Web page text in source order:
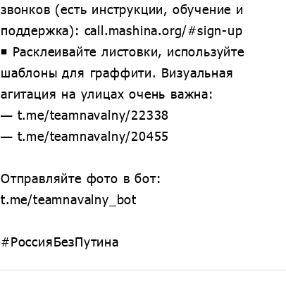
звонков (есть инструкции, обучение и
поддержка): call.mashina.org/#sign-up
◾️ Расклеивайте листовки, используйте
шаблоны для граффити. Визуальная
агитация на улицах очень важна:
— t.me/teamnavalny/22338
— t.me/teamnavalny/20455
Отправляйте фото в бот:
t.me/teamnavalny_bot
#РоссияБезПутина